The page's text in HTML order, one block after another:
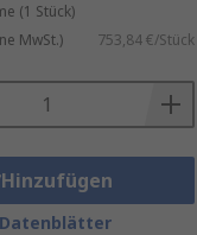
(1 Stück)
MwSt.) 753,84 €/Stück
Hinzufügen
Datenblätter